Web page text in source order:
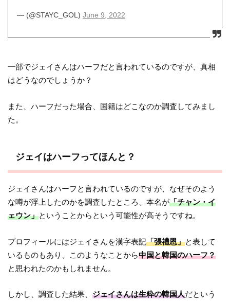
— (@STAYC_GOL) June 9, 2022
一部でジェイさんはハーフだと言われているのですが、真相
はどうなのでしょうか？
また、ハーフだった場合、国籍はどこなのか調査してみまし
た。
ジェイはハーフってほんと？
ジェイさんはハーフと言われているのですが、なぜそのよう
な噂が浮上したのかを調査したところ、本名が「チャン・イ
ェウン」ということからという可能性が高そうですね。
プロフィールにはジェイさんを漢字表記「張禮恩」と表して
いるものもあり、このようなことから中国と韓国のハーフ？
と思われたのかもしれません。
しかし、調査した結果、ジェイさんは生粋の韓国人だという